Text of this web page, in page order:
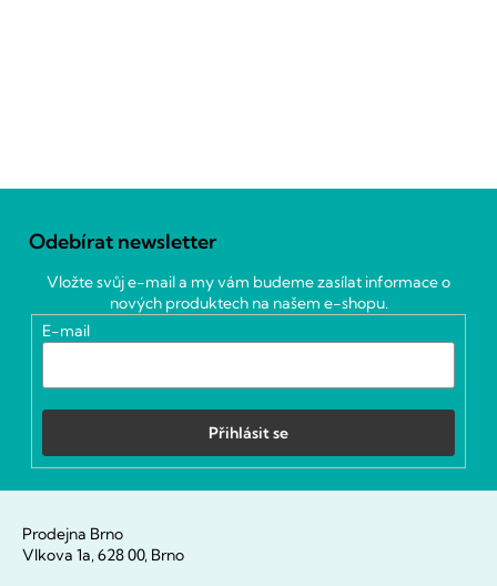
Odebírat newsletter
Vložte svůj e-mail a my vám budeme zasílat informace o
nových produktech na našem e-shopu.
E-mail
Přihlásit se
Prodejna Brno
Vlkova 1a, 628 00, Brno